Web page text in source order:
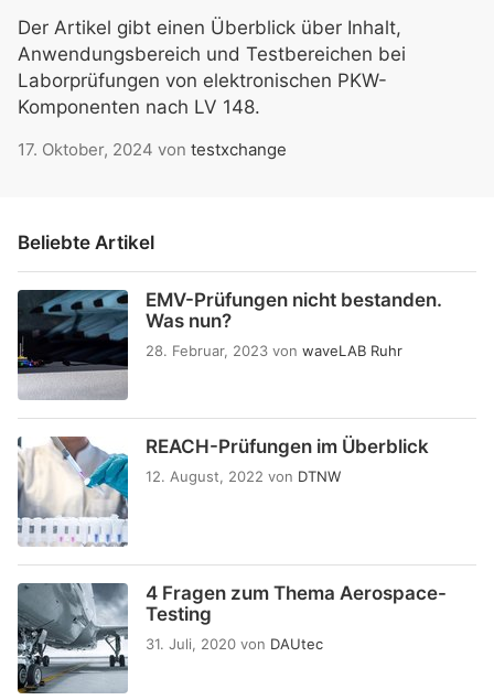
Der Artikel gibt einen Überblick über Inhalt,
Anwendungsbereich und Testbereichen bei
Laborprüfungen von elektronischen PKW-
Komponenten nach LV 148.
17. Oktober, 2024 von testxchange
Beliebte Artikel
EMV-Prüfungen nicht bestanden.
Was nun?
28. Februar, 2023 von waveLAB Ruhr
REACH-Prüfungen im Überblick
12. August, 2022 von DTNW
4 Fragen zum Thema Aerospace-
Testing
31. Juli, 2020 von DAUtec